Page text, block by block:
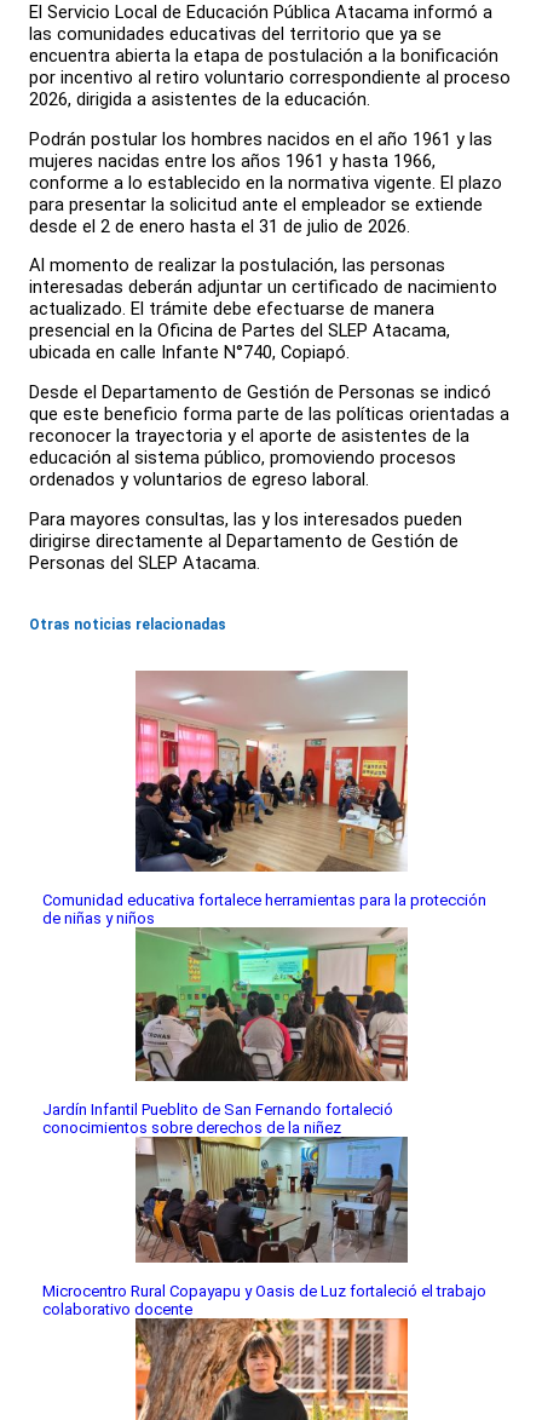
El Servicio Local de Educación Pública Atacama informó a
las comunidades educativas del territorio que ya se
encuentra abierta la etapa de postulación a la bonificación
por incentivo al retiro voluntario correspondiente al proceso
2026, dirigida a asistentes de la educación.
Podrán postular los hombres nacidos en el año 1961 y las
mujeres nacidas entre los años 1961 y hasta 1966,
conforme a lo establecido en la normativa vigente. El plazo
para presentar la solicitud ante el empleador se extiende
desde el 2 de enero hasta el 31 de julio de 2026.
Al momento de realizar la postulación, las personas
interesadas deberán adjuntar un certificado de nacimiento
actualizado. El trámite debe efectuarse de manera
presencial en la Oficina de Partes del SLEP Atacama,
ubicada en calle Infante N°740, Copiapó.
Desde el Departamento de Gestión de Personas se indicó
que este beneficio forma parte de las políticas orientadas a
reconocer la trayectoria y el aporte de asistentes de la
educación al sistema público, promoviendo procesos
ordenados y voluntarios de egreso laboral.
Para mayores consultas, las y los interesados pueden
dirigirse directamente al Departamento de Gestión de
Personas del SLEP Atacama.
Otras noticias relacionadas
Comunidad educativa fortalece herramientas para la protección
de niñas y niños
Jardín Infantil Pueblito de San Fernando fortaleció
conocimientos sobre derechos de la niñez
Microcentro Rural Copayapu y Oasis de Luz fortaleció el trabajo
colaborativo docente